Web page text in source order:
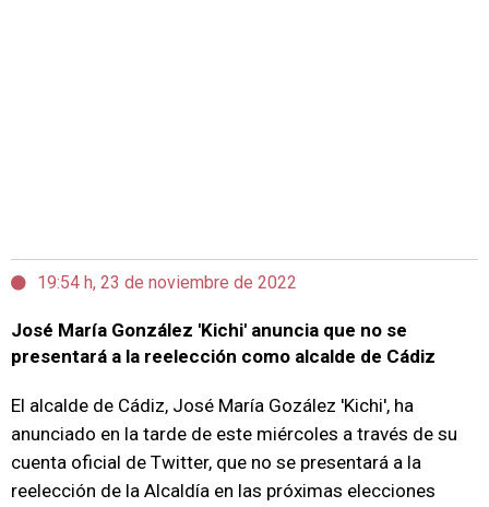
19:54 h, 23 de noviembre de 2022
José María González 'Kichi' anuncia que no se
presentará a la reelección como alcalde de Cádiz
El alcalde de Cádiz, José María Gozález 'Kichi', ha
anunciado en la tarde de este miércoles a través de su
cuenta oficial de Twitter, que no se presentará a la
reelección de la Alcaldía en las próximas elecciones